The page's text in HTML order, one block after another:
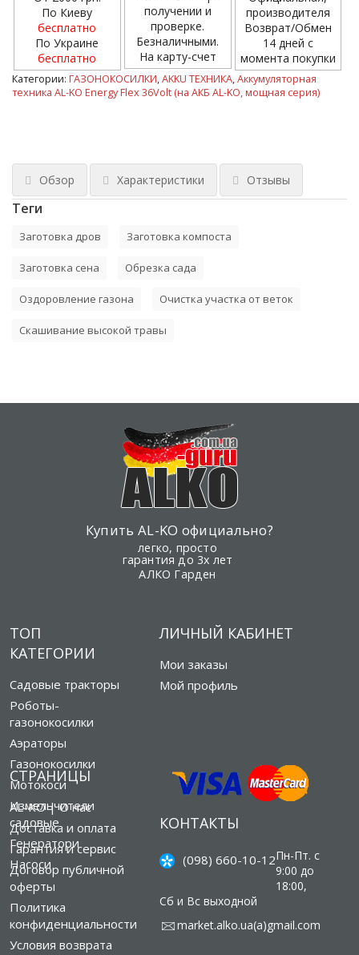
По Киеву
бесплатно
По Украине
бесплатно
получении и
проверке.
Безналичными.
На карту-счет
производителя
Возврат/Обмен
14 дней с
момента покупки
Категории: ГАЗОНОКОСИЛКИ,AKKU ТЕХНИКА,Аккумуляторная
техника AL-KO Energy Flex 36Volt (на АКБ AL-KO, мощная серия)
Обзор Характеристики Отзывы
Теги
Заготовка дров Заготовка компоста
Заготовка сена Обрезка сада
Оздоровление газона Очистка участка от веток
Скашивание высокой травы
Купить AL-KO официально?
легко, просто
гарантия до 3х лет
АЛКО Гарден
ТОП
КАТЕГОРИИ
Садовые тракторы
Роботы-
газонокосилки
Аэраторы
Газонокосилки
Мотокоси
Измельчители
садовые
Генератори
Насоси
СТРАНИЦЫ
AL-KO | О нас
Доставка и оплата
Гарантия и сервис
Договор публичной
оферты
Политика
конфиденциальности
Условия возврата
ЛИЧНЫЙ КАБИНЕТ
Мои заказы
Мой профиль
КОНТАКТЫ
(098) 660-10-12Пн-Пт. с
9:00 до
18:00,
Сб и Вс выходной
market.alko.ua(а)gmail.com